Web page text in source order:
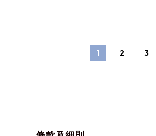
1 2 3